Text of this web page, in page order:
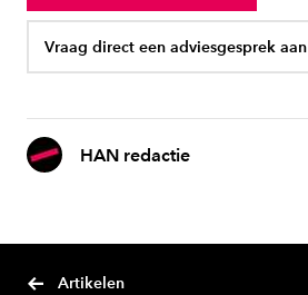
Vraag direct een adviesgesprek aan
HAN redactie
Artikelen